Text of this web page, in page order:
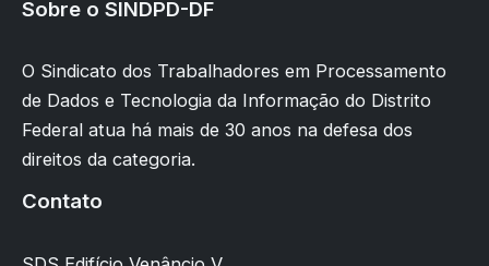
Sobre o SINDPD-DF
O Sindicato dos Trabalhadores em Processamento
de Dados e Tecnologia da Informação do Distrito
Federal atua há mais de 30 anos na defesa dos
direitos da categoria.
Contato